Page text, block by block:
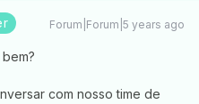
Forum|Forum|5 years ago
com nosso time de